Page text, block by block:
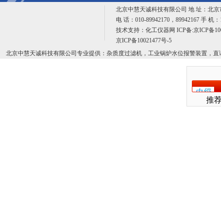
北京中慧天诚科技有限公司 地 址：北
电 话：010-89942170，89942167 手 机
技术支持： 化工仪器网 ICP备:京ICP备
京ICP备10021477号-5
北京中慧天诚科技有限公司专业提供：杂质度过滤机，工业锅炉水位报警装置，
推